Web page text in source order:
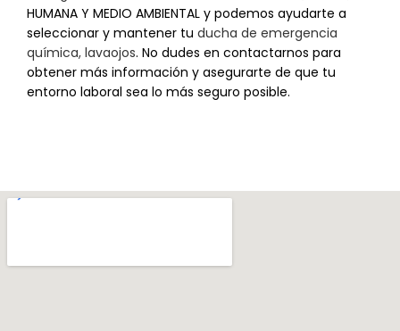
HUMANA Y MEDIO AMBIENTAL y podemos ayudarte a
seleccionar y mantener tu ducha de emergencia
química, lavaojos. No dudes en contactarnos para
obtener más información y asegurarte de que tu
entorno laboral sea lo más seguro posible.